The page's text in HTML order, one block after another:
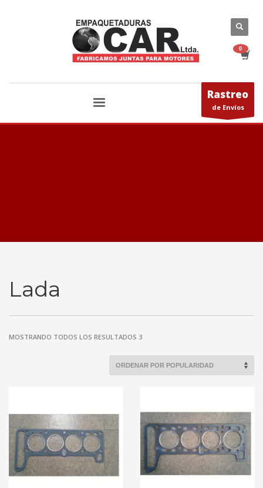
Rastreo
de Envíos
Lada
MOSTRANDO TODOS LOS RESULTADOS 3